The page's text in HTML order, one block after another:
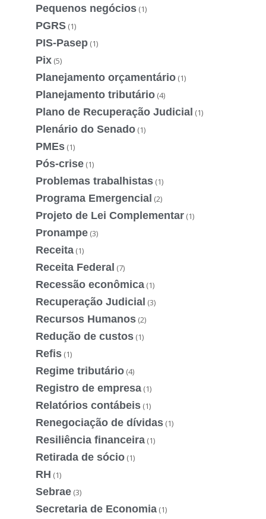
Pequenos negócios (1)
PGRS (1)
PIS-Pasep (1)
Pix (5)
Planejamento orçamentário (1)
Planejamento tributário (4)
Plano de Recuperação Judicial (1)
Plenário do Senado (1)
PMEs (1)
Pós-crise (1)
Problemas trabalhistas (1)
Programa Emergencial (2)
Projeto de Lei Complementar (1)
Pronampe (3)
Receita (1)
Receita Federal (7)
Recessão econômica (1)
Recuperação Judicial (3)
Recursos Humanos (2)
Redução de custos (1)
Refis (1)
Regime tributário (4)
Registro de empresa (1)
Relatórios contábeis (1)
Renegociação de dívidas (1)
Resiliência financeira (1)
Retirada de sócio (1)
RH (1)
Sebrae (3)
Secretaria de Economia (1)